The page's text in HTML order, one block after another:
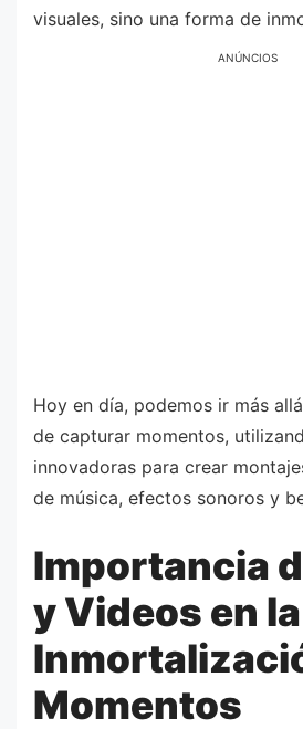
visuales, sino una forma de
ANÚNCIOS
Hoy en día, podemos ir más
de capturar momentos,
innovadoras para crear
de música, efectos sonoros y
Importancia
y Videos en la
Momentos